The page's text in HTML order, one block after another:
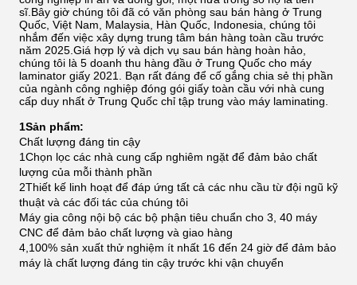
sĩ.Bây giờ chúng tôi đã có văn phòng sau bán hàng ở Trung
Quốc, Việt Nam, Malaysia, Hàn Quốc, Indonesia, chúng tôi
nhắm đến việc xây dựng trung tâm bán hàng toàn cầu trước
năm 2025.Giá hợp lý và dịch vụ sau bán hàng hoàn hảo,
chúng tôi là 5 doanh thu hàng đầu ở Trung Quốc cho máy
laminator giấy 2021.
Bạn rất đáng để cố gắng chia sẻ thị phần
của ngành công nghiệp đóng gói giấy toàn cầu với nhà cung
cấp duy nhất ở Trung Quốc chỉ tập trung vào máy laminating.
1Sản phẩm:
Chất lượng đáng tin cậy
1Chọn lọc các nhà cung cấp nghiêm ngặt để đảm bảo chất
lượng của mỗi thành phần
2Thiết kế linh hoạt để đáp ứng tất cả các nhu cầu từ đội ngũ kỹ
thuật và các đối tác của chúng tôi
Máy gia công nội bộ các bộ phận tiêu chuẩn cho 3, 40 máy
CNC để đảm bảo chất lượng và giao hàng
4,100% sản xuất thử nghiệm ít nhất 16 đến 24 giờ để đảm bảo
máy là chất lượng đáng tin cậy trước khi vận chuyển